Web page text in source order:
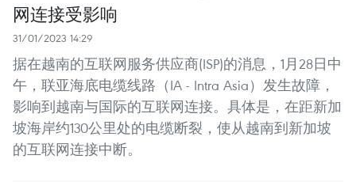
网连接受影响
31/01/2023 14:29
据在越南的互联网服务供应商(ISP)的消息，1月28日中
午，联亚海底电缆线路（IA - Intra Asia）发生故障，
影响到越南与国际的互联网连接。具体是，在距新加
坡海岸约130公里处的电缆断裂，使从越南到新加坡
的互联网连接中断。